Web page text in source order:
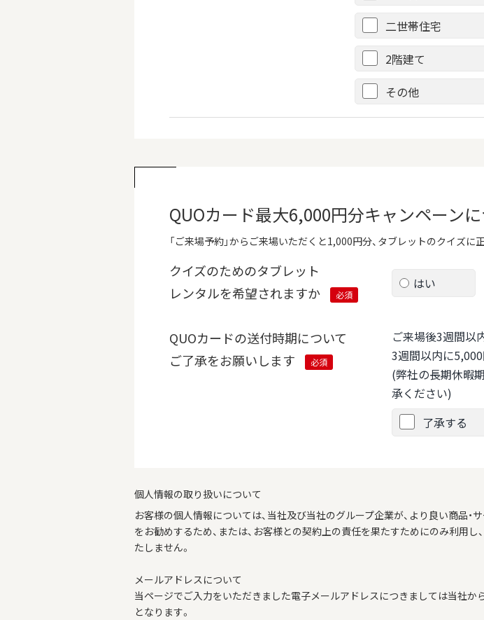
二世帯住宅
2階建て
その他
QUOカード最大6,000円分キャンペーン
「ご来場予約」からご来場いただくと1,000円分、タブレットのクイズに
クイズのためのタブレット
レンタルを希望されますか
必須
はい
QUOカードの送付時期について
ご了承をお願いします
必須
ご来場後3週間以
3週間以内に
(弊社の長期休暇
承ください)
了承する
個人情報の取り扱いについて
お客様の個人情報については、当社及び当社のグループ企業が、より良い商品
をお勧めするため、または、お客様との契約上の責任を果たすためにのみ利用
たしません。
メールアドレスについて
当ページでご入力をいただきました電子メールアドレスにつきましては当社か
となります。